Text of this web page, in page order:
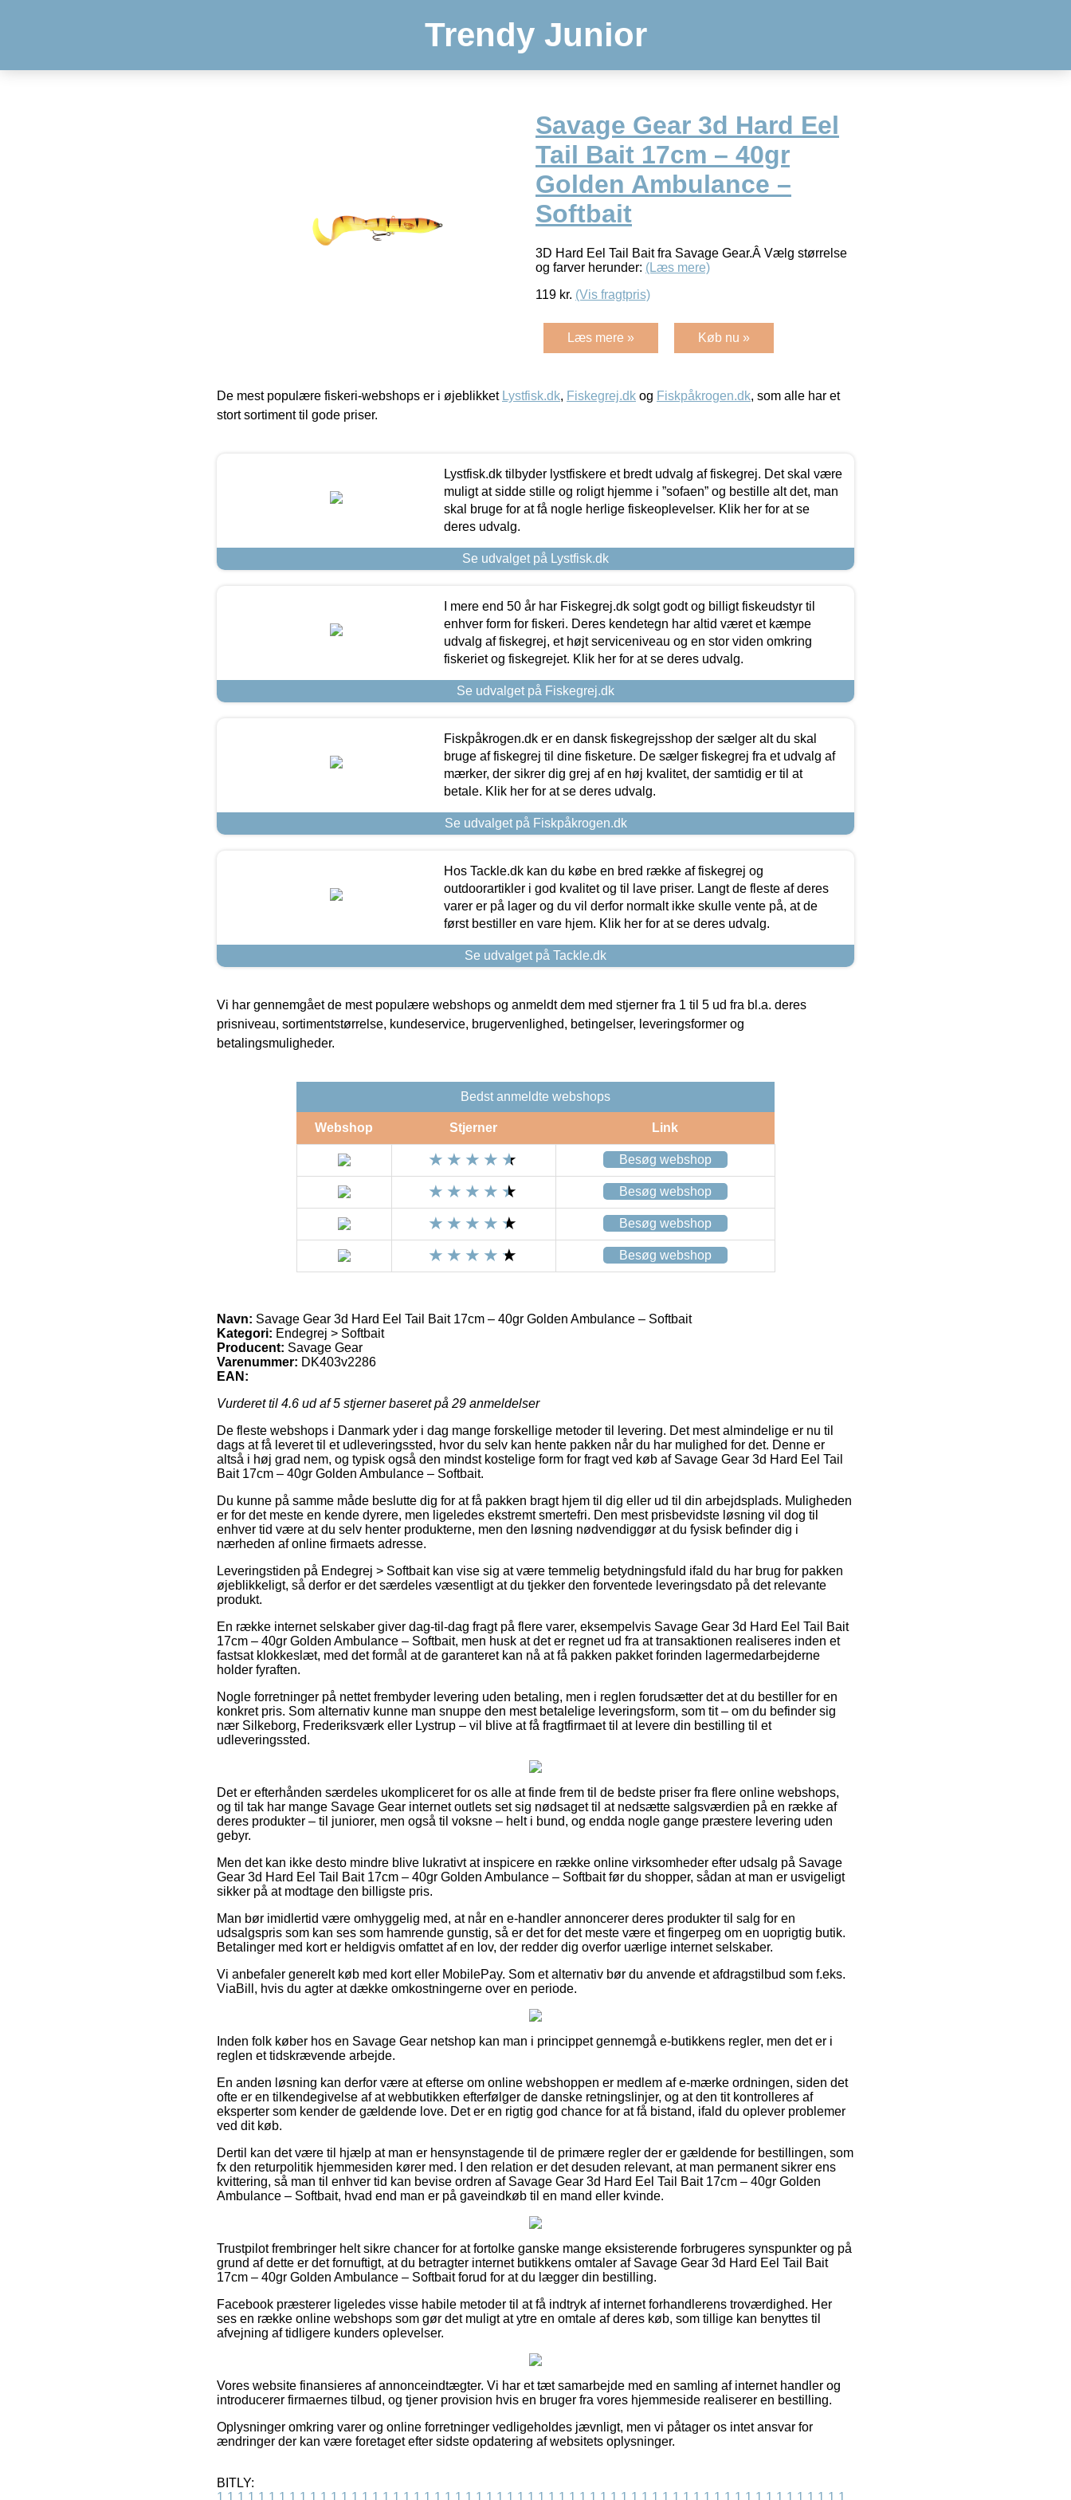
Trendy Junior
Savage Gear 3d Hard Eel
Tail Bait 17cm – 40gr
Golden Ambulance –
Softbait
3D Hard Eel Tail Bait fra Savage Gear.Â Vælg størrelse
og farver herunder: (Læs mere)
119 kr. (Vis fragtpris)
Læs mere » Køb nu »
De mest populære fiskeri-webshops er i øjeblikket Lystfisk.dk, Fiskegrej.dk og Fiskpåkrogen.dk, som alle har et
stort sortiment til gode priser.
Lystfisk.dk tilbyder lystfiskere et bredt udvalg af fiskegrej. Det skal være
muligt at sidde stille og roligt hjemme i ”sofaen” og bestille alt det, man
skal bruge for at få nogle herlige fiskeoplevelser. Klik her for at se
deres udvalg.
Se udvalget på Lystfisk.dk
I mere end 50 år har Fiskegrej.dk solgt godt og billigt fiskeudstyr til
enhver form for fiskeri. Deres kendetegn har altid været et kæmpe
udvalg af fiskegrej, et højt serviceniveau og en stor viden omkring
fiskeriet og fiskegrejet. Klik her for at se deres udvalg.
Se udvalget på Fiskegrej.dk
Fiskpåkrogen.dk er en dansk fiskegrejsshop der sælger alt du skal
bruge af fiskegrej til dine fisketure. De sælger fiskegrej fra et udvalg af
mærker, der sikrer dig grej af en høj kvalitet, der samtidig er til at
betale. Klik her for at se deres udvalg.
Se udvalget på Fiskpåkrogen.dk
Hos Tackle.dk kan du købe en bred række af fiskegrej og
outdoorartikler i god kvalitet og til lave priser. Langt de fleste af deres
varer er på lager og du vil derfor normalt ikke skulle vente på, at de
først bestiller en vare hjem. Klik her for at se deres udvalg.
Se udvalget på Tackle.dk
Vi har gennemgået de mest populære webshops og anmeldt dem med stjerner fra 1 til 5 ud fra bl.a. deres
prisniveau, sortimentstørrelse, kundeservice, brugervenlighed, betingelser, leveringsformer og
betalingsmuligheder.
Bedst anmeldte webshops
Webshop Stjerner Link
Besøg webshop
Besøg webshop
Besøg webshop
Besøg webshop
Navn: Savage Gear 3d Hard Eel Tail Bait 17cm – 40gr Golden Ambulance – Softbait
Kategori: Endegrej > Softbait
Producent: Savage Gear
Varenummer: DK403v2286
EAN:
Vurderet til 4.6 ud af 5 stjerner baseret på 29 anmeldelser
De fleste webshops i Danmark yder i dag mange forskellige metoder til levering. Det mest almindelige er nu til
dags at få leveret til et udleveringssted, hvor du selv kan hente pakken når du har mulighed for det. Denne er
altså i høj grad nem, og typisk også den mindst kostelige form for fragt ved køb af Savage Gear 3d Hard Eel Tail
Bait 17cm – 40gr Golden Ambulance – Softbait.
Du kunne på samme måde beslutte dig for at få pakken bragt hjem til dig eller ud til din arbejdsplads. Muligheden
er for det meste en kende dyrere, men ligeledes ekstremt smertefri. Den mest prisbevidste løsning vil dog til
enhver tid være at du selv henter produkterne, men den løsning nødvendiggør at du fysisk befinder dig i
nærheden af online firmaets adresse.
Leveringstiden på Endegrej > Softbait kan vise sig at være temmelig betydningsfuld ifald du har brug for pakken
øjeblikkeligt, så derfor er det særdeles væsentligt at du tjekker den forventede leveringsdato på det relevante
produkt.
En række internet selskaber giver dag-til-dag fragt på flere varer, eksempelvis Savage Gear 3d Hard Eel Tail Bait
17cm – 40gr Golden Ambulance – Softbait, men husk at det er regnet ud fra at transaktionen realiseres inden et
fastsat klokkeslæt, med det formål at de garanteret kan nå at få pakken pakket forinden lagermedarbejderne
holder fyraften.
Nogle forretninger på nettet frembyder levering uden betaling, men i reglen forudsætter det at du bestiller for en
konkret pris. Som alternativ kunne man snuppe den mest betalelige leveringsform, som tit – om du befinder sig
nær Silkeborg, Frederiksværk eller Lystrup – vil blive at få fragtfirmaet til at levere din bestilling til et
udleveringssted.
Det er efterhånden særdeles ukompliceret for os alle at finde frem til de bedste priser fra flere online webshops,
og til tak har mange Savage Gear internet outlets set sig nødsaget til at nedsætte salgsværdien på en række af
deres produkter – til juniorer, men også til voksne – helt i bund, og endda nogle gange præstere levering uden
gebyr.
Men det kan ikke desto mindre blive lukrativt at inspicere en række online virksomheder efter udsalg på Savage
Gear 3d Hard Eel Tail Bait 17cm – 40gr Golden Ambulance – Softbait før du shopper, sådan at man er usvigeligt
sikker på at modtage den billigste pris.
Man bør imidlertid være omhyggelig med, at når en e-handler annoncerer deres produkter til salg for en
udsalgspris som kan ses som hamrende gunstig, så er det for det meste være et fingerpeg om en uoprigtig butik.
Betalinger med kort er heldigvis omfattet af en lov, der redder dig overfor uærlige internet selskaber.
Vi anbefaler generelt køb med kort eller MobilePay. Som et alternativ bør du anvende et afdragstilbud som f.eks.
ViaBill, hvis du agter at dække omkostningerne over en periode.
Inden folk køber hos en Savage Gear netshop kan man i princippet gennemgå e-butikkens regler, men det er i
reglen et tidskrævende arbejde.
En anden løsning kan derfor være at efterse om online webshoppen er medlem af e-mærke ordningen, siden det
ofte er en tilkendegivelse af at webbutikken efterfølger de danske retningslinjer, og at den tit kontrolleres af
eksperter som kender de gældende love. Det er en rigtig god chance for at få bistand, ifald du oplever problemer
ved dit køb.
Dertil kan det være til hjælp at man er hensynstagende til de primære regler der er gældende for bestillingen, som
fx den returpolitik hjemmesiden kører med. I den relation er det desuden relevant, at man permanent sikrer ens
kvittering, så man til enhver tid kan bevise ordren af Savage Gear 3d Hard Eel Tail Bait 17cm – 40gr Golden
Ambulance – Softbait, hvad end man er på gaveindkøb til en mand eller kvinde.
Trustpilot frembringer helt sikre chancer for at fortolke ganske mange eksisterende forbrugeres synspunkter og på
grund af dette er det fornuftigt, at du betragter internet butikkens omtaler af Savage Gear 3d Hard Eel Tail Bait
17cm – 40gr Golden Ambulance – Softbait forud for at du lægger din bestilling.
Facebook præsterer ligeledes visse habile metoder til at få indtryk af internet forhandlerens troværdighed. Her
ses en række online webshops som gør det muligt at ytre en omtale af deres køb, som tillige kan benyttes til
afvejning af tidligere kunders oplevelser.
Vores website finansieres af annonceindtægter. Vi har et tæt samarbejde med en samling af internet handler og
introducerer firmaernes tilbud, og tjener provision hvis en bruger fra vores hjemmeside realiserer en bestilling.
Oplysninger omkring varer og online forretninger vedligeholdes jævnligt, men vi påtager os intet ansvar for
ændringer der kan være foretaget efter sidste opdatering af websitets oplysninger.
BITLY:
1 1 1 1 1 1 1 1 1 1 1 1 1 1 1 1 1 1 1 1 1 1 1 1 1 1 1 1 1 1 1 1 1 1 1 1 1 1 1 1 1 1 1 1 1 1 1 1 1 1 1 1 1 1 1 1 1 1 1 1 1